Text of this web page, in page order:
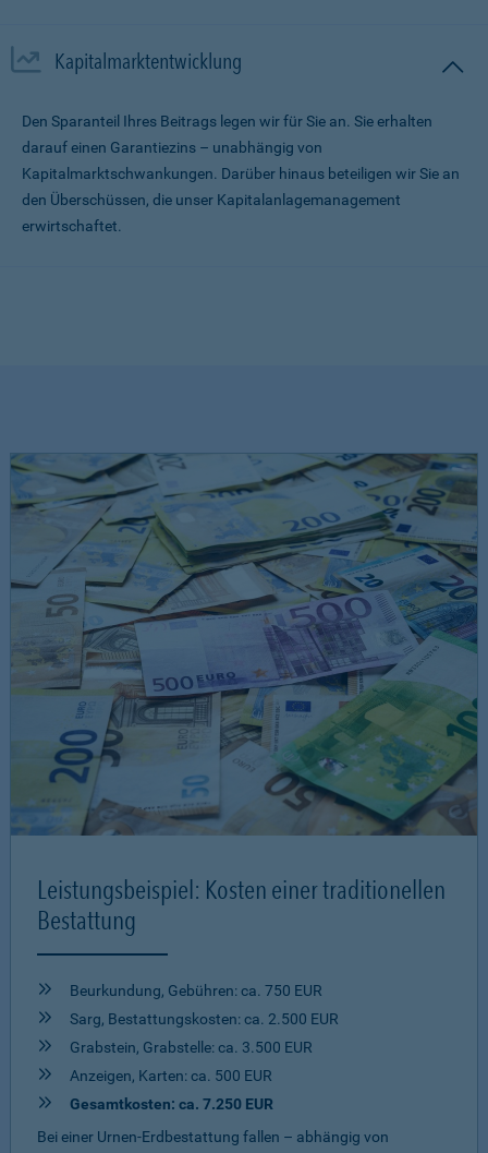
Kapitalmarktentwicklung
Den Sparanteil Ihres Beitrags legen wir für Sie an. Sie erhalten
darauf einen Garantiezins – unabhängig von
Kapitalmarktschwankungen. Darüber hinaus beteiligen wir Sie an
den Überschüssen, die unser Kapitalanlagemanagement
erwirtschaftet.
Leistungsbeispiel: Kosten einer traditionellen
Bestattung
Beurkundung, Gebühren: ca. 750 EUR
Sarg, Bestattungskosten: ca. 2.500 EUR
Grabstein, Grabstelle: ca. 3.500 EUR
Anzeigen, Karten: ca. 500 EUR
Gesamtkosten: ca. 7.250 EUR
Bei einer Urnen-Erdbestattung fallen – abhängig von